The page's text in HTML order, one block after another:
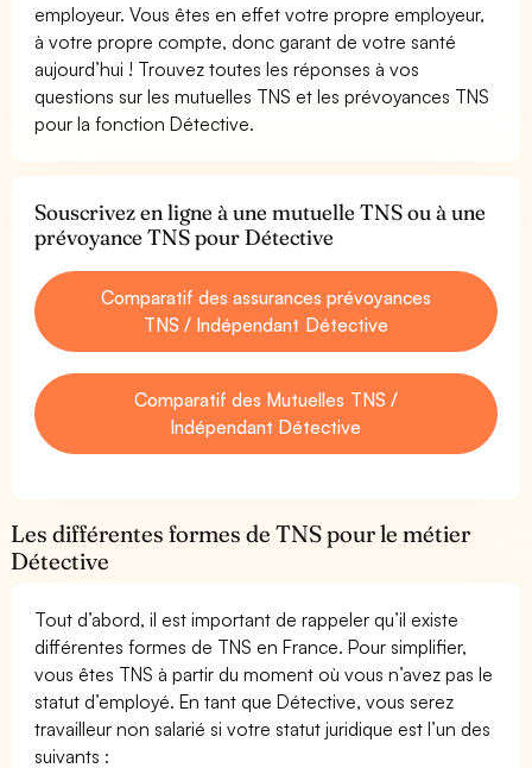
employeur. Vous êtes en effet votre propre employeur,
à votre propre compte, donc garant de votre santé
aujourd’hui ! Trouvez toutes les réponses à vos
questions sur les mutuelles TNS et les prévoyances TNS
pour la fonction Détective.
Souscrivez en ligne à une mutuelle TNS ou à une
prévoyance TNS pour Détective
Comparatif des assurances prévoyances
TNS / Indépendant Détective
Comparatif des Mutuelles TNS /
Indépendant Détective
Les différentes formes de TNS pour le métier
Détective
Tout d’abord, il est important de rappeler qu’il existe
différentes formes de TNS en France. Pour simplifier,
vous êtes TNS à partir du moment où vous n’avez pas le
statut d’employé. En tant que Détective, vous serez
travailleur non salarié si votre statut juridique est l’un des
suivants :